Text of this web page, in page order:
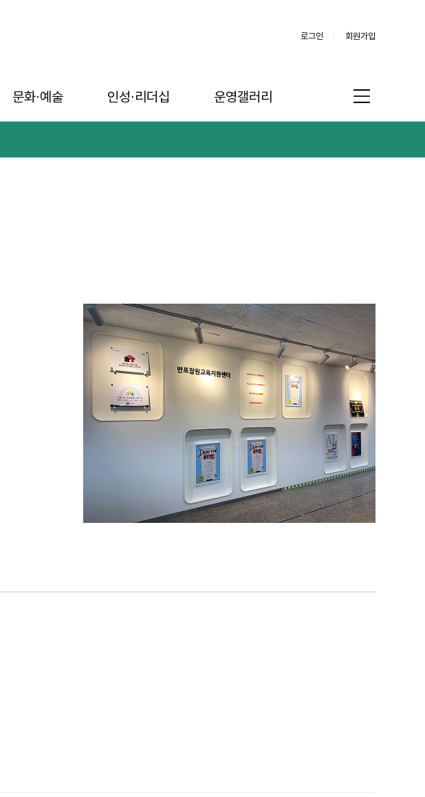
로그인 회원가입
문화∙예술 인성∙리더십 운영갤러리